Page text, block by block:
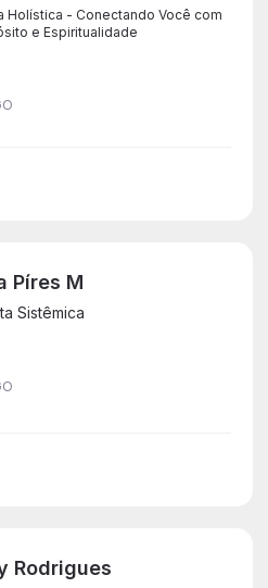
Holística - Conectando Você com
e Espiritualidade
Píres M
Sistêmica
Rodrigues